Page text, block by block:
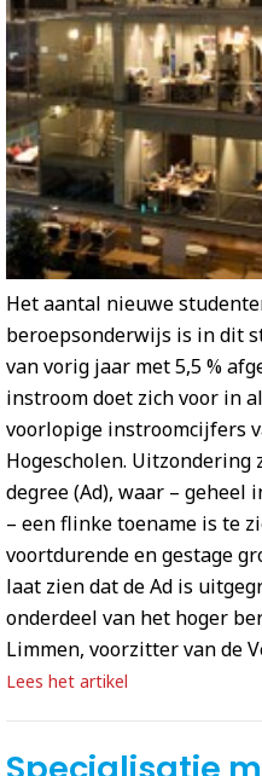
Het aantal nieuwe
beroepsonderwijs is in dit
van vorig jaar met 5,5 %
instroom doet zich voor in
voorlopige instroomcijfers
Hogescholen.
degree (Ad), waar –
– een flinke toename is te
voortdurende en gestage
laat zien dat de Ad is
onderdeel van het hoger
Limmen, voorzitter van de
Lees het artikel